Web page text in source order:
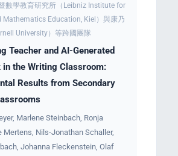
數學教育研究所（Leibniz Institute for
Mathematics Education, Kiel）與康乃
University）等跨國團隊
Teacher and AI-Generated
in the Writing Classroom:
Results from Secondary
Marlene Steinbach, Ronja
Mertens, Nils-Jonathan Schaller,
Johanna Fleckenstein, Olaf